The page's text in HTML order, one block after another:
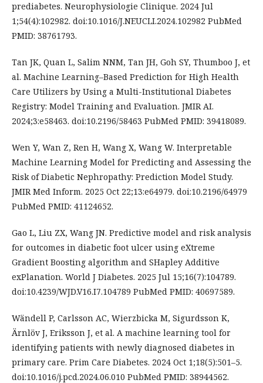
prediabetes. Neurophysiologie Clinique. 2024 Jul
1;54(4):102982. doi:10.1016/J.NEUCLI.2024.102982 PubMed
PMID: 38761793.
Tan JK, Quan L, Salim NNM, Tan JH, Goh SY, Thumboo J, et
al. Machine Learning–Based Prediction for High Health
Care Utilizers by Using a Multi-Institutional Diabetes
Registry: Model Training and Evaluation. JMIR AI.
2024;3:e58463. doi:10.2196/58463 PubMed PMID: 39418089.
Wen Y, Wan Z, Ren H, Wang X, Wang W. Interpretable
Machine Learning Model for Predicting and Assessing the
Risk of Diabetic Nephropathy: Prediction Model Study.
JMIR Med Inform. 2025 Oct 22;13:e64979. doi:10.2196/64979
PubMed PMID: 41124652.
Gao L, Liu ZX, Wang JN. Predictive model and risk analysis
for outcomes in diabetic foot ulcer using eXtreme
Gradient Boosting algorithm and SHapley Additive
exPlanation. World J Diabetes. 2025 Jul 15;16(7):104789.
doi:10.4239/WJD.V16.I7.104789 PubMed PMID: 40697589.
Wändell P, Carlsson AC, Wierzbicka M, Sigurdsson K,
Ärnlöv J, Eriksson J, et al. A machine learning tool for
identifying patients with newly diagnosed diabetes in
primary care. Prim Care Diabetes. 2024 Oct 1;18(5):501–5.
doi:10.1016/j.pcd.2024.06.010 PubMed PMID: 38944562.